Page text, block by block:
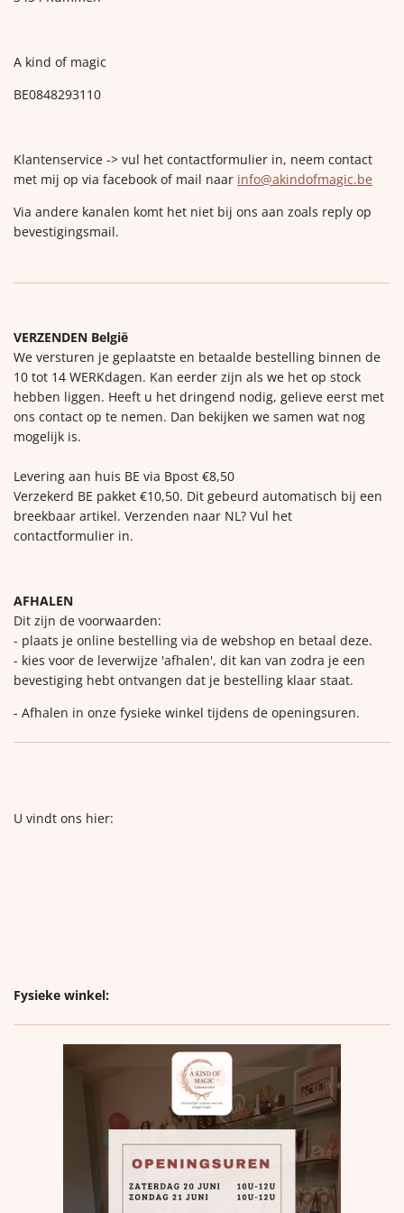
A kind of magic
BE0848293110
Klantenservice -> vul het contactformulier in, neem contact
met mij op via facebook of mail naar info@akindofmagic.be
Via andere kanalen komt het niet bij ons aan zoals reply op
bevestigingsmail.
VERZENDEN België
We versturen je geplaatste en betaalde bestelling binnen de
10 tot 14 WERKdagen. Kan eerder zijn als we het op stock
hebben liggen. Heeft u het dringend nodig, gelieve eerst met
ons contact op te nemen. Dan bekijken we samen wat nog
mogelijk is.
Levering aan huis BE via Bpost €8,50
Verzekerd BE pakket €10,50. Dit gebeurd automatisch bij een
breekbaar artikel. Verzenden naar NL? Vul het
contactformulier in.
AFHALEN
Dit zijn de voorwaarden:
- plaats je online bestelling via de webshop en betaal deze.
- kies voor de leverwijze 'afhalen', dit kan van zodra je een
bevestiging hebt ontvangen dat je bestelling klaar staat.
- Afhalen in onze fysieke winkel tijdens de openingsuren.
U vindt ons hier:
Fysieke winkel: